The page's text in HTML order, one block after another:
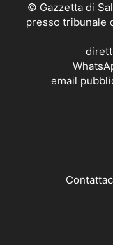
© Gazzetta di
presso tribunale
email